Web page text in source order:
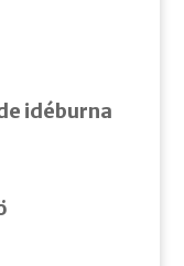
idéburna